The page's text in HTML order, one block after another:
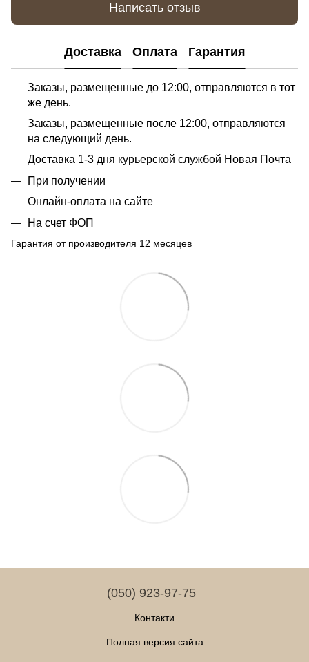
Написать отзыв
Доставка Оплата Гарантия
Заказы, размещенные до 12:00, отправляются в тот
же день.
Заказы, размещенные после 12:00, отправляются
на следующий день.
Доставка 1-3 дня курьерской службой Новая Почта
При получении
Онлайн-оплата на сайте
На счет ФОП
Гарантия от производителя 12 месяцев
(050) 923-97-75
Контакти
Полная версия сайта